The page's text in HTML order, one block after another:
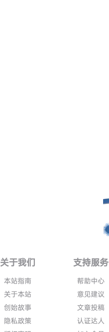
关于我们
本站指南
关于本站
创始故事
隐私政策
支持服务
帮助中心
意见建议
文章投稿
认证达人